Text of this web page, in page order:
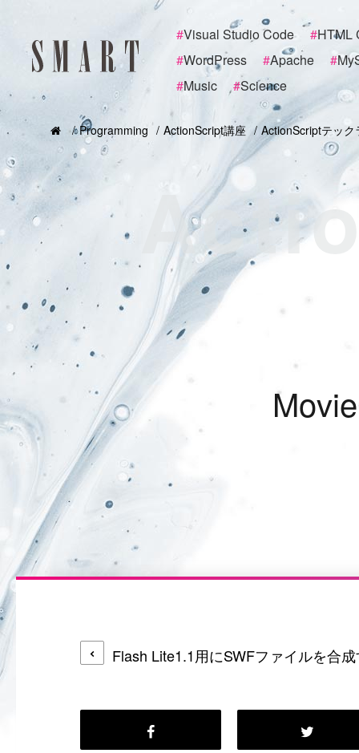
#Visual Studio Code #HTML
#WordPress #Apache #
#Music #Science
Programming ActionScript講座 ActionScriptテック
Movie
Flash Lite1.1用にSWFファイルを合成